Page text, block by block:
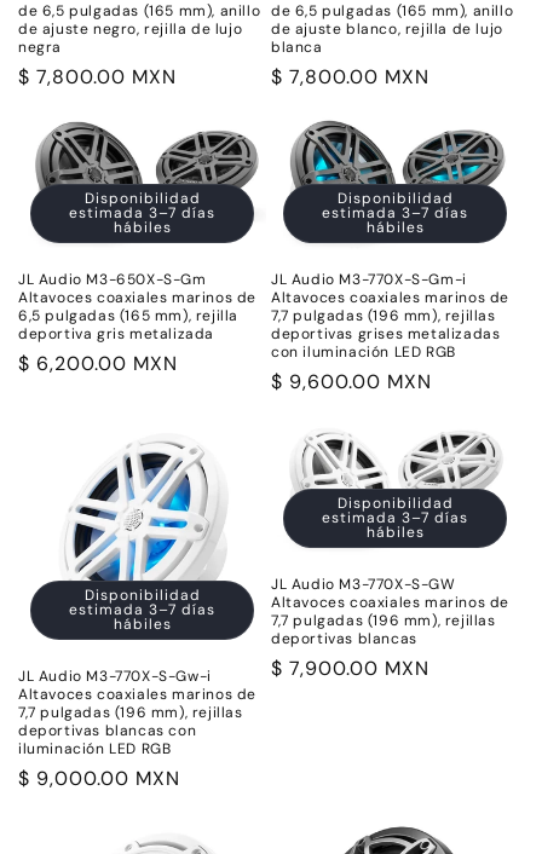
de 6,5 pulgadas (165 mm), anillo
de ajuste negro, rejilla de lujo
negra
Precio
$ 7,800.00 MXN
de 6,5 pulgadas (165 mm), anillo
de ajuste blanco, rejilla de lujo
blanca
Precio
$ 7,800.00 MXN
Disponibilidad
estimada 3–7 días
hábiles
JL Audio M3-650X-S-Gm
Altavoces coaxiales marinos de
6,5 pulgadas (165 mm), rejilla
deportiva gris metalizada
Precio
$ 6,200.00 MXN
Disponibilidad
estimada 3–7 días
hábiles
JL Audio M3-770X-S-Gm-i
Altavoces coaxiales marinos de
7,7 pulgadas (196 mm), rejillas
deportivas grises metalizadas
con iluminación LED RGB
Precio
$ 9,600.00 MXN
Disponibilidad
estimada 3–7 días
hábiles
JL Audio M3-770X-S-Gw-i
Altavoces coaxiales marinos de
7,7 pulgadas (196 mm), rejillas
deportivas blancas con
iluminación LED RGB
Precio
$ 9,000.00 MXN
Disponibilidad
estimada 3–7 días
hábiles
JL Audio M3-770X-S-GW
Altavoces coaxiales marinos de
7,7 pulgadas (196 mm), rejillas
deportivas blancas
Precio
$ 7,900.00 MXN